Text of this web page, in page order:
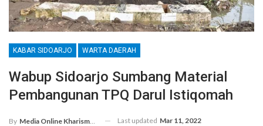
KABAR SIDOARJO WARTA DAERAH
Wabup Sidoarjo Sumbang Material
Pembangunan TPQ Darul Istiqomah
By Media Online Kharismanews.id Last updated Mar 11, 2022